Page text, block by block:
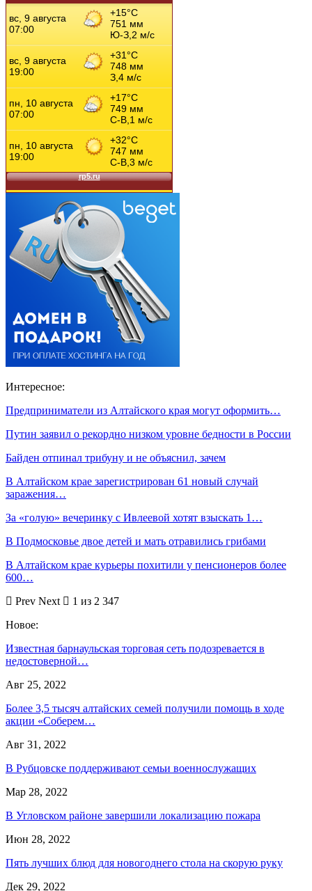
Интересное:
Предприниматели из Алтайского края могут оформить…
Путин заявил о рекордно низком уровне бедности в России
Байден отпинал трибуну и не объяснил, зачем
В Алтайском крае зарегистрирован 61 новый случай
заражения…
За «голую» вечеринку с Ивлеевой хотят взыскать 1…
В Подмосковье двое детей и мать отравились грибами
В Алтайском крае курьеры похитили у пенсионеров более
600…
Prev Next
1 из 2 347
Новое:
Известная барнаульская торговая сеть подозревается в
недостоверной…
Авг 25, 2022
Более 3,5 тысяч алтайских семей получили помощь в ходе
акции «Соберем…
Авг 31, 2022
В Рубцовске поддерживают семьи военнослужащих
Мар 28, 2022
В Угловском районе завершили локализацию пожара
Июн 28, 2022
Пять лучших блюд для новогоднего стола на скорую руку
Дек 29, 2022